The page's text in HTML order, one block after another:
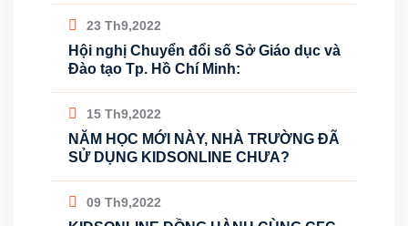
23 Th9,2022
Hội nghị Chuyển đổi số Sở Giáo dục và
Đào tạo Tp. Hồ Chí Minh:
15 Th9,2022
NĂM HỌC MỚI NÀY, NHÀ TRƯỜNG ĐÃ
SỬ DỤNG KIDSONLINE CHƯA?
09 Th9,2022